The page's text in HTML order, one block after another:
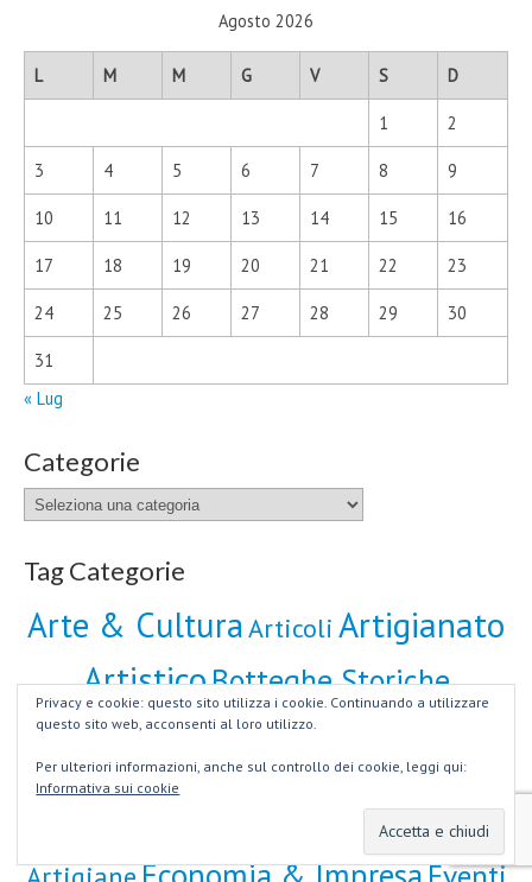
Agosto 2026
L M M G V S D
1 2
3 4 5 6 7 8 9
10 11 12 13 14 15 16
17 18 19 20 21 22 23
24 25 26 27 28 29 30
31
« Lug
Categorie
Categorie
Tag Categorie
Arte & CulturaArticoli Artigianato
ArtisticoBotteghe Storiche
Business ModelCapitale Roma
RomaCNAConfArtigianato Imprese
Eccellenze Creative
Privacy e cookie: questo sito utilizza i cookie. Continuando a utilizzare
questo sito web, acconsenti al loro utilizzo.
Per ulteriori informazioni, anche sul controllo dei cookie, leggi qui:
Informativa sui cookie